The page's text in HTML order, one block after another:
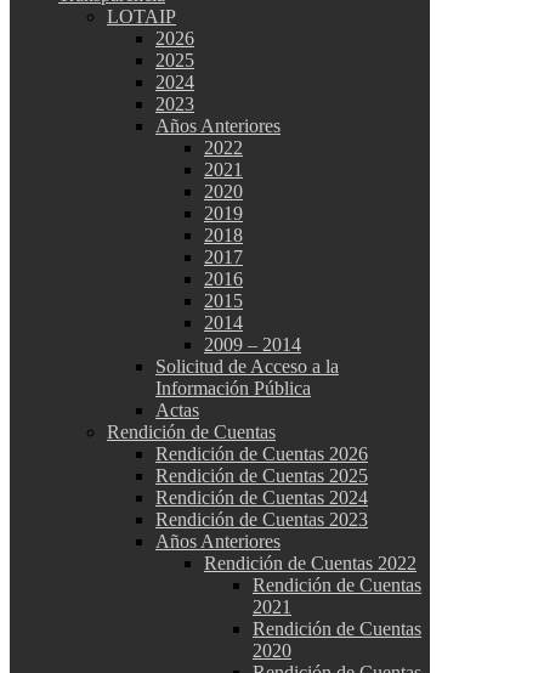
LOTAIP
2026
2025
2024
2023
Años Anteriores
2022
2021
2020
2019
2018
2017
2016
2015
2014
2009 – 2014
Solicitud de Acceso a la
Información Pública
Actas
Rendición de Cuentas
Rendición de Cuentas 2026
Rendición de Cuentas 2025
Rendición de Cuentas 2024
Rendición de Cuentas 2023
Años Anteriores
Rendición de Cuentas 2022
Rendición de Cuentas
2021
Rendición de Cuentas
2020